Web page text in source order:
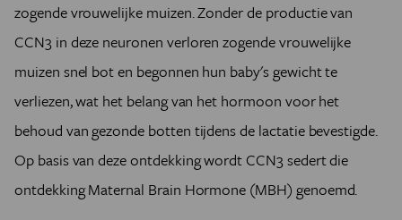
zogende vrouwelijke muizen. Zonder de productie van
CCN3 in deze neuronen verloren zogende vrouwelijke
muizen snel bot en begonnen hun baby's gewicht te
verliezen, wat het belang van het hormoon voor het
behoud van gezonde botten tijdens de lactatie bevestigde.
Op basis van deze ontdekking wordt CCN3 sedert die
ontdekking Maternal Brain Hormone (MBH) genoemd.